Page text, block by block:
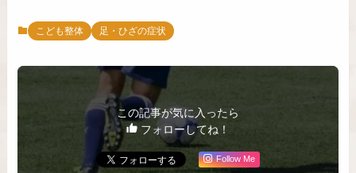
こども整体 足・ひざの症状
この記事が気に入ったら
フォローしてね！
Follow Me